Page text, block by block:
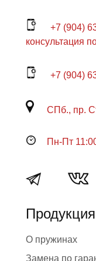
+7 (904)
консультация
+7 (904)
СПб., пр.
Пн-Пт
Продукция
О пружинах
Замена по